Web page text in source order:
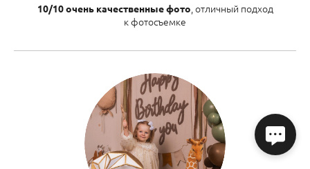
10/10 очень качественные фото , отличный подход
к фотосъемке